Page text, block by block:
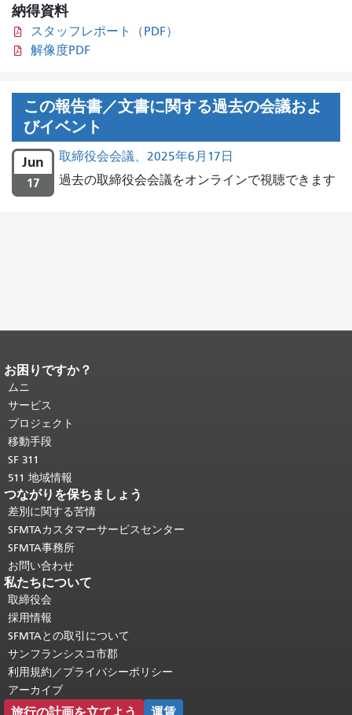
納得資料
スタッフレポート（PDF）
解像度PDF
この報告書／文書に関する過去の会議およ
びイベント
Jun
17
取締役会会議、2025年6月17日
過去の取締役会会議をオンラインで視聴できます
ページコンテンツの終わり。
ジの残りの部分はすべてのページで繰
り返されます。
頭に戻る。
お困りですか？
ムニ
サービス
プロジェクト
移動手段
SF 311
511 地域情報
つながりを保ちましょう
差別に関する苦情
SFMTAカスタマーサービスセンター
SFMTA事務所
お問い合わせ
私たちについて
取締役会
採用情報
SFMTAとの取引について
サンフランシスコ市郡
利用規約／プライバシーポリシー
アーカイブ